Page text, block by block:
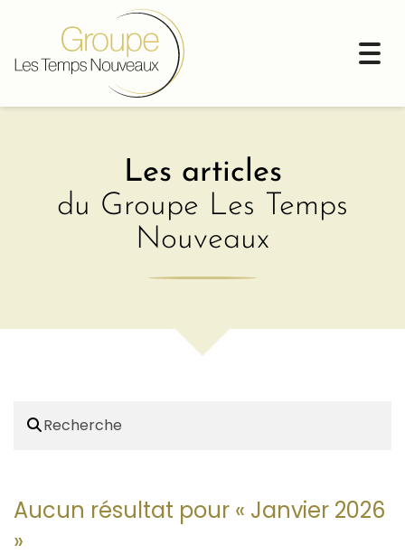
Les articles
du Groupe Les Temps
Nouveaux
Aucun résultat pour « Janvier 2026
»